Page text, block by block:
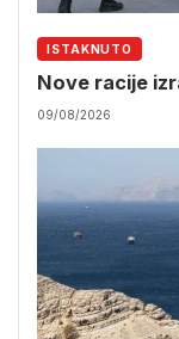
ISTAKNUTO
Nove racije
09/08/2026